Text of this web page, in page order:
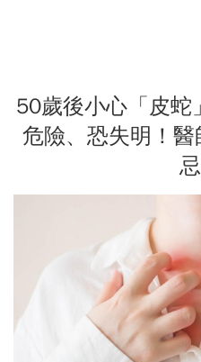
50歲後小心「皮蛇
危險、恐失明！